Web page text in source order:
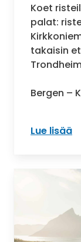
Koet
palat:
takaisin
Bergen –
Lue lisää